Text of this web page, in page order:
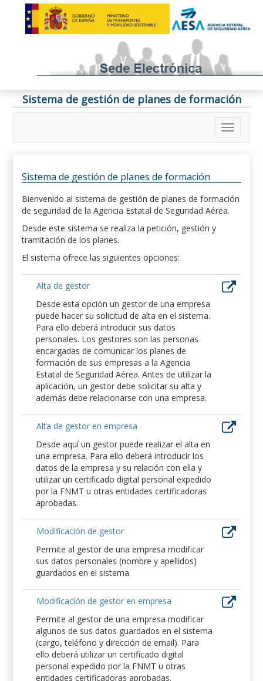
Sistema de gestión de planes de formación
Sistema de gestión de planes de formación
Bienvenido al sistema de gestión de planes de formación
de seguridad de la Agencia Estatal de Seguridad Aérea.
Desde este sistema se realiza la petición, gestión y
tramitación de los planes.
El sistema ofrece las siguientes opciones:
Alta de gestor
Desde esta opción un gestor de una empresa
puede hacer su solicitud de alta en el sistema.
Para ello deberá introducir sus datos
personales. Los gestores son las personas
encargadas de comunicar los planes de
formación de sus empresas a la Agencia
Estatal de Seguridad Aérea. Antes de utilizar la
aplicación, un gestor debe solicitar su alta y
además debe relacionarse con una empresa.
Alta de gestor en empresa
Desde aquí un gestor puede realizar el alta en
una empresa. Para ello deberá introducir los
datos de la empresa y su relación con ella y
utilizar un certificado digital personal expedido
por la FNMT u otras entidades certificadoras
aprobadas.
Modificación de gestor
Permite al gestor de una empresa modificar
sus datos personales (nombre y apellidos)
guardados en el sistema.
Modificación de gestor en empresa
Permite al gestor de una empresa modificar
algunos de sus datos guardados en el sistema
(cargo, teléfono y dirección de email). Para
ello deberá utilizar un certificado digital
personal expedido por la FNMT u otras
entidades certificadoras aprobadas.